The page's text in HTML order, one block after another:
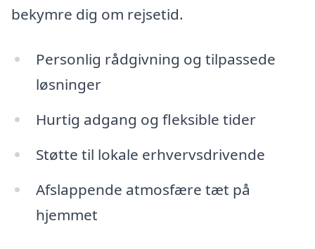
bekymre dig om rejsetid.
Personlig rådgivning og tilpassede
løsninger
Hurtig adgang og fleksible tider
Støtte til lokale erhvervsdrivende
Afslappende atmosfære tæt på
hjemmet